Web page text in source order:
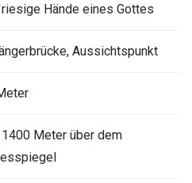
Hände eines Gottes
Aussichtspunkt
1400 Meter über dem